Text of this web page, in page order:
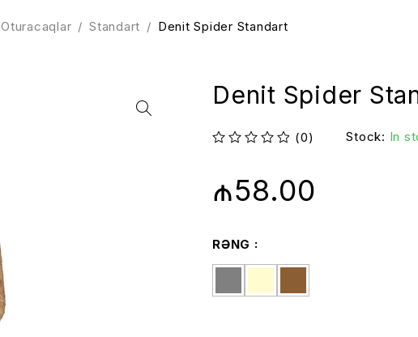
Oturacaqlar / Standart / Denit Spider Standart
Denit Spider
(0) Stock: In
₼58.00
RƏNG